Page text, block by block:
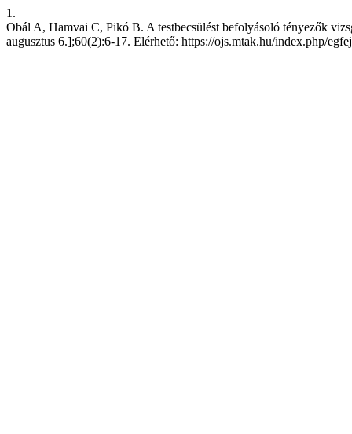
1.
Obál A, Hamvai C, Pikó B. A testbecsülést befolyásoló tényezők
augusztus 6.];60(2):6-17. Elérhető: https://ojs.mtak.hu/index.php/